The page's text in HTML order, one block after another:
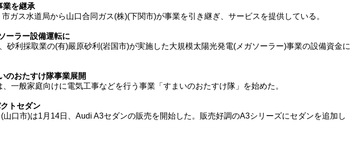
業を継承
ス水道局から山口合同ガス(株)(下関市)が事業を引き継ぎ、サービスを提供している。
ーラー設備運転に
利採取業の(有)嚴原砂利(岩国市)が実施した大規模太陽光発電(メガソーラー)事業の設備資金に
のおたすけ隊事業展開
一般家庭向けに電気工事などを行う事業「すまいのおたすけ隊」を始めた。
トセダン
口市)は1月14日、Audi A3セダンの販売を開始した。販売好調のA3シリーズにセダンを追加し